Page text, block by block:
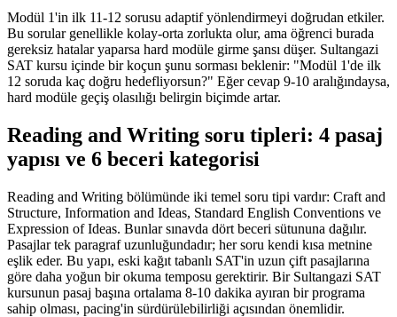
Modül 1'in ilk 11-12 sorusu adaptif yönlendirmeyi doğrudan etkiler.
Bu sorular genellikle kolay-orta zorlukta olur, ama öğrenci burada
gereksiz hatalar yaparsa hard modüle girme şansı düşer. Sultangazi
SAT kursu içinde bir koçun şunu sorması beklenir: "Modül 1'de ilk
12 soruda kaç doğru hedefliyorsun?" Eğer cevap 9-10 aralığındaysa,
hard modüle geçiş olasılığı belirgin biçimde artar.
Reading and Writing soru tipleri: 4 pasaj
yapısı ve 6 beceri kategorisi
Reading and Writing bölümünde iki temel soru tipi vardır: Craft and
Structure, Information and Ideas, Standard English Conventions ve
Expression of Ideas. Bunlar sınavda dört beceri sütununa dağılır.
Pasajlar tek paragraf uzunluğundadır; her soru kendi kısa metnine
eşlik eder. Bu yapı, eski kağıt tabanlı SAT'in uzun çift pasajlarına
göre daha yoğun bir okuma temposu gerektirir. Bir Sultangazi SAT
kursunun pasaj başına ortalama 8-10 dakika ayıran bir programa
sahip olması, pacing'in sürdürülebilirliği açısından önemlidir.